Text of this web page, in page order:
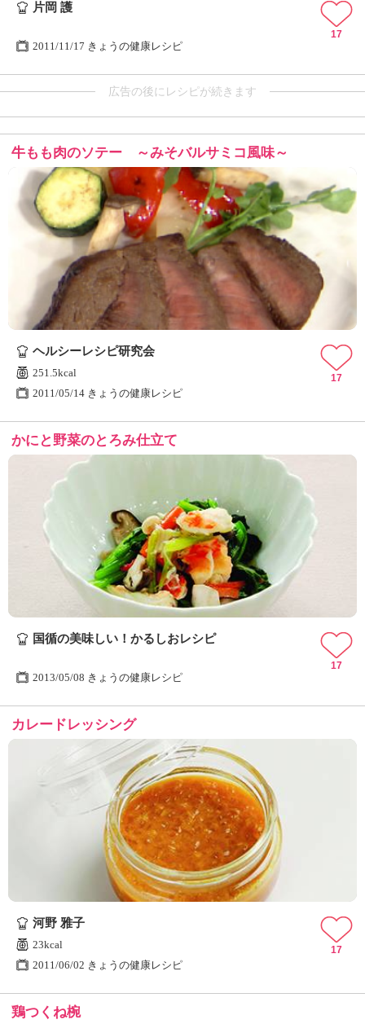
片岡 護
2011/11/17 きょうの健康レシピ
17
広告の後にレシピが続きます
牛もも肉のソテー ～みそバルサミコ風味～
ヘルシーレシピ研究会
251.5kcal
2011/05/14 きょうの健康レシピ
17
かにと野菜のとろみ仕立て
国循の美味しい！かるしおレシピ
2013/05/08 きょうの健康レシピ
17
カレードレッシング
河野 雅子
23kcal
2011/06/02 きょうの健康レシピ
17
鶏つくね椀